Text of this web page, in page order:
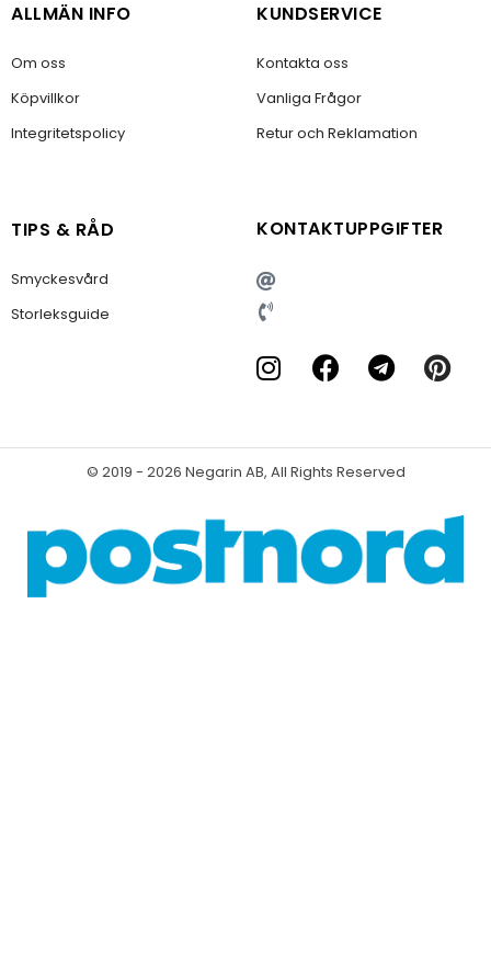
ALLMÄN INFO
Om oss
Köpvillkor
Integritetspolicy
KUNDSERVICE
Kontakta oss
Vanliga Frågor
Retur och Reklamation
TIPS & RÅD
Smyckesvård
Storleksguide
KONTAKTUPPGIFTER
© 2019 - 2026 Negarin AB, All Rights Reserved